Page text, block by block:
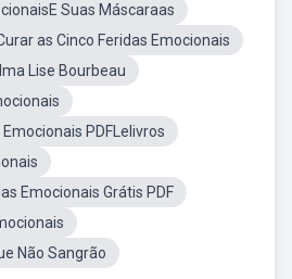
Suas Máscaraas
as Cinco Feridas Emocionais
Lise Bourbeau
Emocionais PDFLelivros
Emocionais Grátis PDF
Não Sangrão